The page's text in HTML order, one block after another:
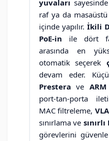
yuvaları
raf ya da
içinde yapılır. İkili
PoE-in ile dört
arasında en
otomatik seçerek
devam eder.
Prestera ve
port-tan-porta
MAC filtreleme,
sınırlama ve
görevlerini